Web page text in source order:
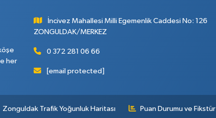
her
İncivez Mahallesi Milli Egemenlik Caddesi No: 126
ZONGULDAK/MERKEZ
0 372 281 06 66
[email protected]
Zonguldak Trafik Yoğunluk Haritası Puan Durumu ve Fikstür